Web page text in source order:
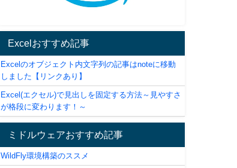
Excelおすすめ記事
Excelのオブジェクト内文字列の記事はnoteに移動
しました【リンクあり】
Excel(エクセル)で見出しを固定する方法～見やすさ
が格段に変わります！～
ミドルウェアおすすめ記事
WildFly環境構築のススメ